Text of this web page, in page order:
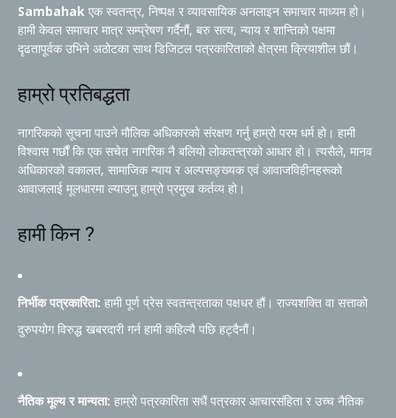
Sambahak एक स्वतन्त्र, निष्पक्ष र व्यावसायिक अनलाइन समाचार माध्यम हो।
हामी केवल समाचार मात्र सम्प्रेषण गर्दैनौं, बरु सत्य, न्याय र शान्तिको पक्षमा
दृढतापूर्वक उभिने अठोटका साथ डिजिटल पत्रकारिताको क्षेत्रमा क्रियाशील छौं।
हाम्रो प्रतिबद्धता
नागरिकको सूचना पाउने मौलिक अधिकारको संरक्षण गर्नु हाम्रो परम धर्म हो। हामी
विश्वास गर्छौं कि एक सचेत नागरिक नै बलियो लोकतन्त्रको आधार हो। त्यसैले, मानव
अधिकारको वकालत, सामाजिक न्याय र अल्पसङ्ख्यक एवं आवाजविहीनहरूको
आवाजलाई मूलधारमा ल्याउनु हाम्रो प्रमुख कर्तव्य हो।
हामी किन ?
निर्भीक पत्रकारिता: हामी पूर्ण प्रेस स्वतन्त्रताका पक्षधर हौं। राज्यशक्ति वा सत्ताको
दुरुपयोग विरुद्ध खबरदारी गर्न हामी कहिल्यै पछि हट्दैनौं।
नैतिक मूल्य र मान्यता: हाम्रो पत्रकारिता सधैं पत्रकार आचारसंहिता र उच्च नैतिक